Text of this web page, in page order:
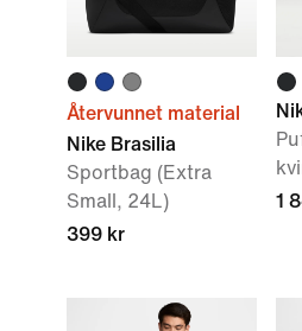
Återvunnet material
Nike Brasilia
Sportbag (Extra
Small, 24L)
399 kr
1